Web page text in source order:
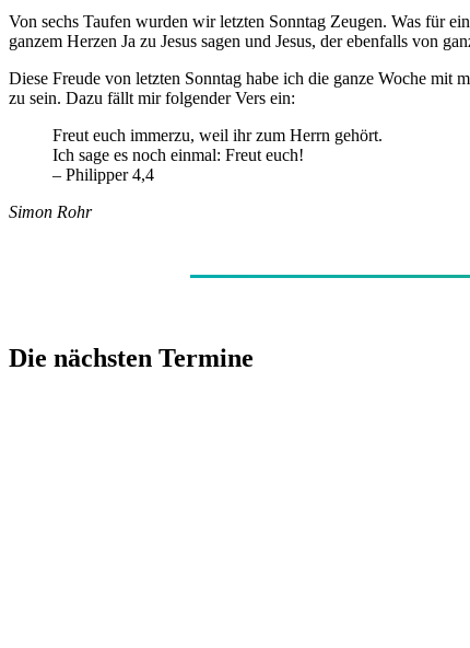
Von sechs Taufen wurden wir letzten Sonntag Zeugen. Was für
ganzem Herzen Ja zu Jesus sagen und Jesus, der ebenfalls von
Diese Freude von letzten Sonntag habe ich die ganze Woche mit
zu sein. Dazu fällt mir folgender Vers ein:
Freut euch immerzu, weil ihr zum Herrn gehört.
Ich sage es noch einmal: Freut euch!
– Philipper 4,4
Simon Rohr
Die nächsten Termine